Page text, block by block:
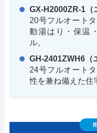
GX-H2000ZR-1（
20号フルオート
動湯はり・保温
ル。
GH-2401ZWH6（
24号フルオート
性を兼ね備えた住